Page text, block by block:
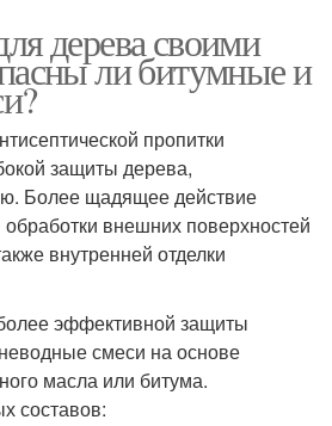
дерева своими
ли битумные и
пропитки
защиты дерева,
Более щадящее действие
внешних поверхностей
внутренней отделки
эффективной защиты
смеси на основе
масла или битума.
составов: